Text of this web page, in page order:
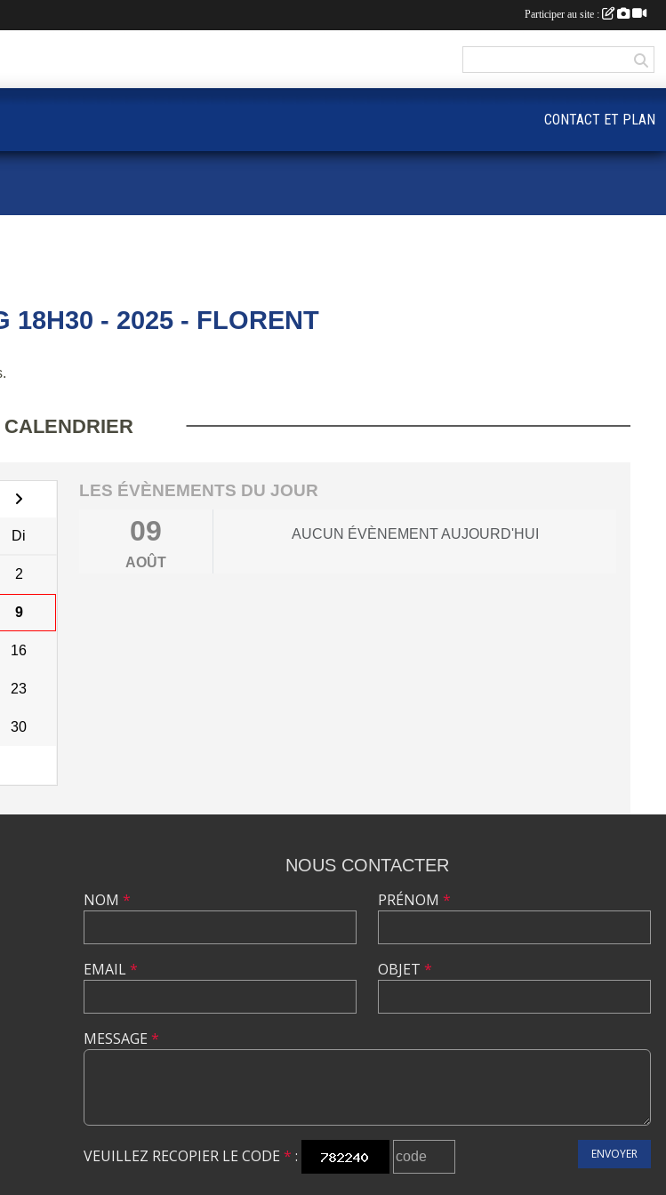
18H30 - 2025 - FLORENT
CALENDRIER
Di
2
9
16
23
30
LES ÉVÈNEMENTS DU JOUR
09
AOÛT
AUCUN ÉVÈNEMENT AUJOURD'HUI
CONTACT ET PLAN
NOUS CONTACTER
NOM *
EMAIL*
PRÉNOM *
OBJET *
MESSAGE *
VEUILLEZ RECOPIER LE CODE * : ENVOYER
Participer au site :